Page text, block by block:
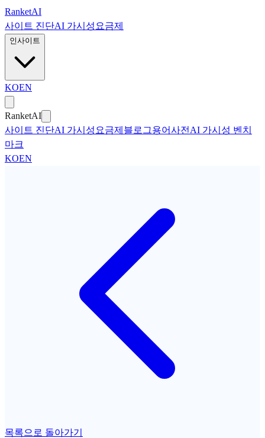
본문으로 건너뛰기
RanketAI
사이트 진단AI 가시성 요금제
인사이트
KOEN
RanketAI
사이트 진단AI 가시성 요금제 블로그용어사전 AI 가시성 벤치
마크
KOEN
목록으로 돌아가기